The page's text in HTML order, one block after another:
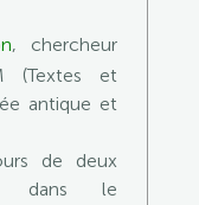
, chercheur
(Textes et
antique et
de deux
dans le